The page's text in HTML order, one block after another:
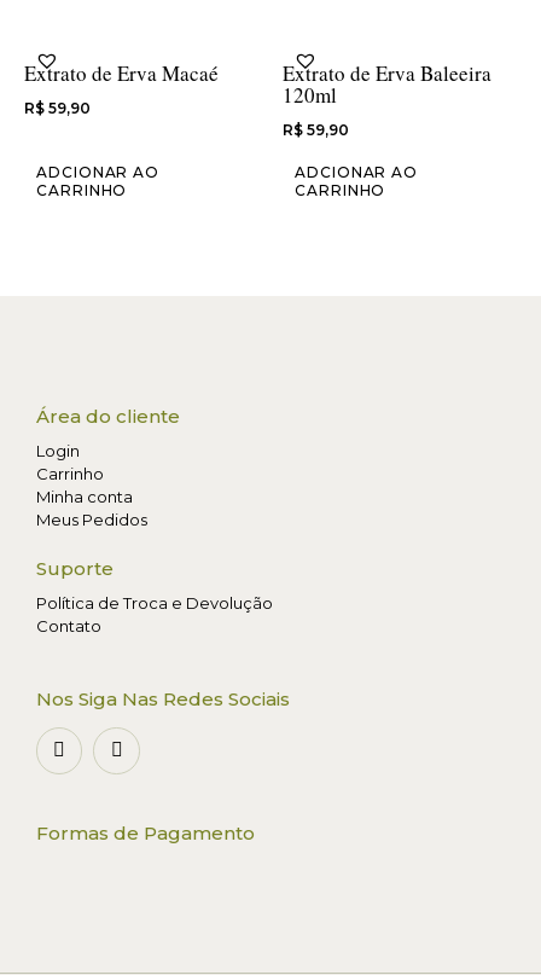
Extrato de Erva Macaé
R$ 59,90
ADCIONAR AO
CARRINHO
Extrato de Erva Baleeira
120ml
R$ 59,90
ADCIONAR AO
CARRINHO
Área do cliente
Login
Carrinho
Minha conta
Meus Pedidos
Suporte
Política de Troca e Devolução
Contato
Nos Siga Nas Redes Sociais
Formas de Pagamento